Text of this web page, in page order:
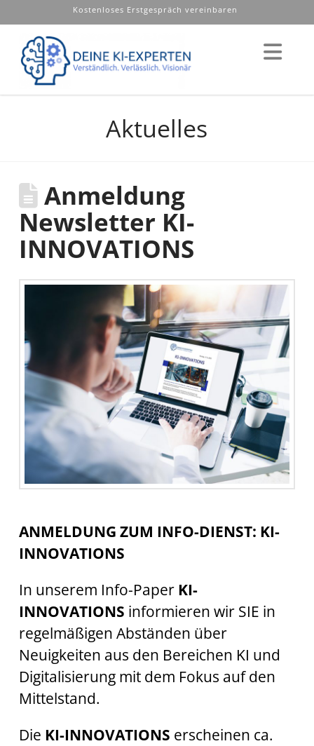
Kostenloses Erstgespräch vereinbaren
Aktuelles
Anmeldung
Newsletter KI-
INNOVATIONS
ANMELDUNG ZUM INFO-DIENST: KI-
INNOVATIONS
In unserem Info-Paper KI-
INNOVATIONS informieren wir SIE in
regelmäßigen Abständen über
Neuigkeiten aus den Bereichen KI und
Digitalisierung mit dem Fokus auf den
Mittelstand.
Die KI-INNOVATIONS erscheinen ca.